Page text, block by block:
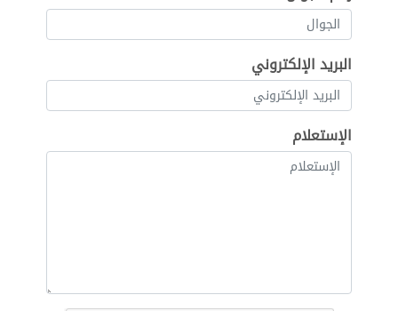
البريد الإلكتروني
الإستعلام